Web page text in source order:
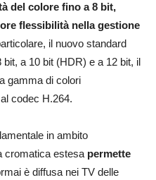
del colore fino a 8 bit,
flessibilità nella gestione
il nuovo standard
a 10 bit (HDR) e a 12 bit, il
gamma di colori
codec H.264.
in ambito
cromatica estesa permette
è diffusa nei TV delle